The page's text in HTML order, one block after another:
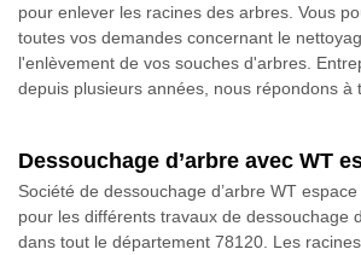
pour enlever les racines des arbres. Vous
toutes vos demandes concernant le
l'enlèvement de vos souches d'arbres.
depuis plusieurs années, nous répondons à
Dessouchage d’arbre avec WT
Société de dessouchage d’arbre WT
pour les différents travaux de dessouchage
dans tout le département 78120. Les